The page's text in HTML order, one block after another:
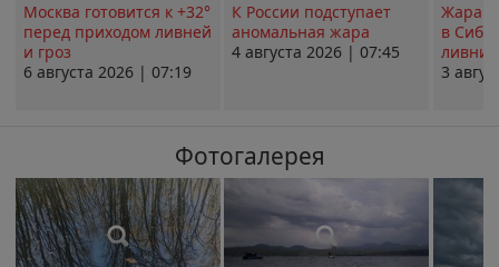
Москва готовится к +32°
перед приходом ливней
и гроз
6 августа 2026 | 07:19
К России подступает
аномальная жара
4 августа 2026 | 07:45
Жара в
в
ливни
3
Фотогалерея